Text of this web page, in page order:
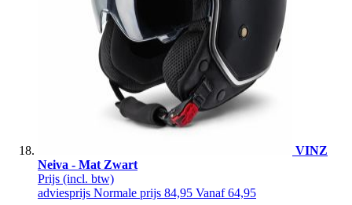
VINZ
Neiva - Mat Zwart
Prijs (incl. btw)
adviesprijs Normale prijs 84,95 Vanaf 64,95